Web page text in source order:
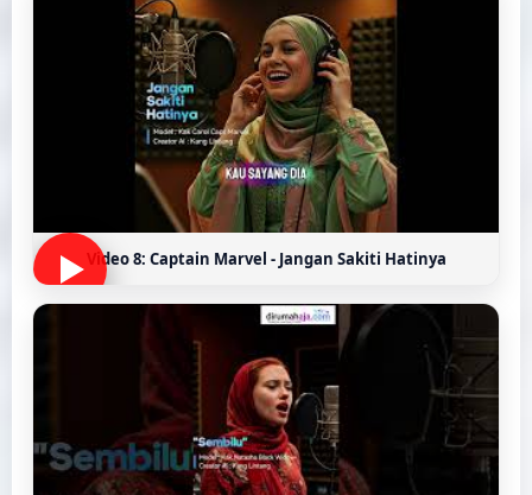
Video 8: Captain Marvel - Jangan Sakiti Hatinya